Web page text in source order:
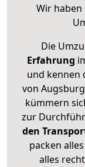
Wir haben
Die
Erfahrung
und kennen
von
kümmern
zur
den
packen
alles